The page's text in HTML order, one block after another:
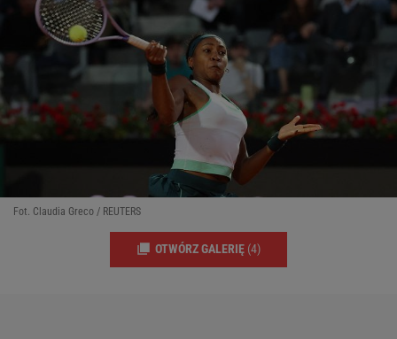
Fot. Claudia Greco / REUTERS
OTWÓRZ GALERIĘ (4)